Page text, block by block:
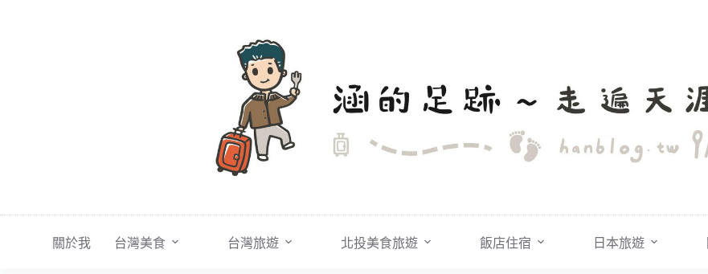
關於我 台灣美食 台灣旅遊 北投美食旅遊 飯店住宿 日本旅遊